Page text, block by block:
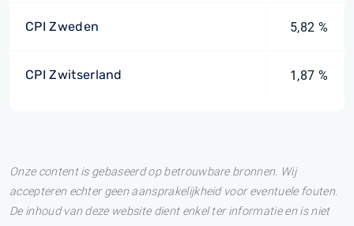
CPI Zweden 5,82 %
CPI Zwitserland 1,87 %
Onze content is gebaseerd op betrouwbare bronnen. Wij
accepteren echter geen aansprakelijkheid voor eventuele fouten.
De inhoud van deze website dient enkel ter informatie en is niet